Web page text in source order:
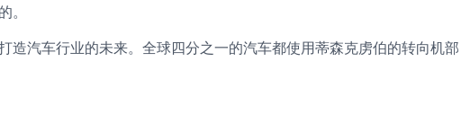
。
造汽车行业的未来。全球四分之一的汽车都使用蒂森克虏伯的转向机部